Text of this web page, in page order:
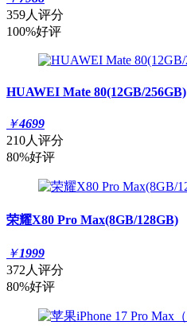
359人评分
100%好评
HUAWEI Mate 80(12GB/256GB)
￥4699
210人评分
80%好评
荣耀X80 Pro Max(8GB/128GB)
￥1999
372人评分
80%好评